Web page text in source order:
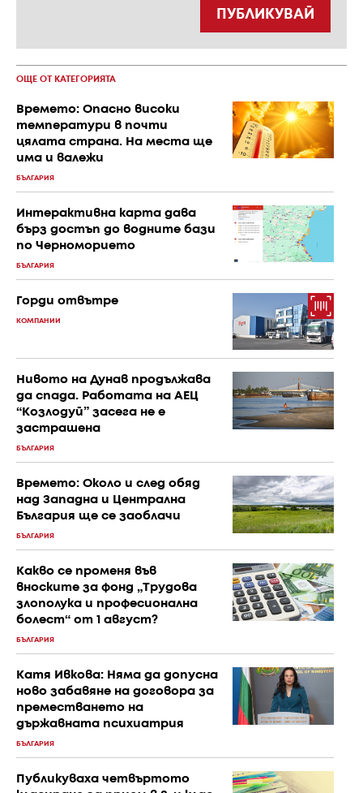
ПУБЛИКУВАЙ
ОЩЕ ОТ КАТЕГОРИЯТА
Времето: Опасно високи
температури в почти
цялата страна. На места ще
има и валежи
БЪЛГАРИЯ
Интерактивна карта дава
бърз достъп до водните бази
по Черноморието
БЪЛГАРИЯ
Горди отвътре
КОМПАНИИ
Нивото на Дунав продължава
да спада. Работата на АЕЦ
“Козлодуй” засега не е
застрашена
БЪЛГАРИЯ
Времето: Около и след обяд
над Западна и Централна
България ще се заоблачи
БЪЛГАРИЯ
Какво се променя във
вноските за фонд „Трудова
злополука и професионална
болест“ от 1 август?
БЪЛГАРИЯ
Катя Ивкова: Няма да допусна
ново забавяне на договора за
преместването на
държавната психиатрия
БЪЛГАРИЯ
Публикуваха четвъртото